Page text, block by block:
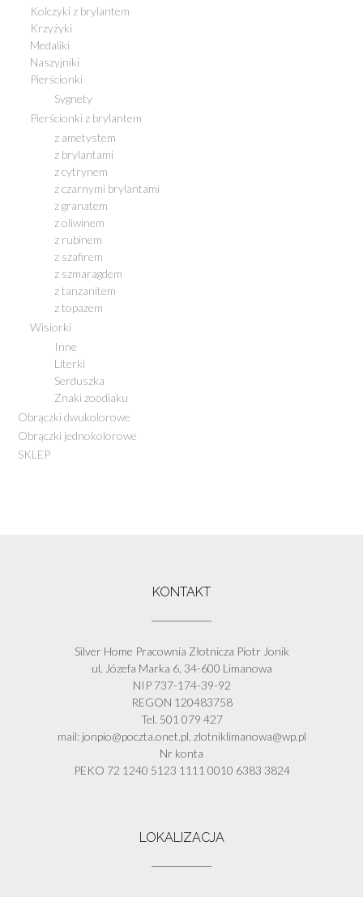
Kolczyki z brylantem
Krzyżyki
Medaliki
Naszyjniki
Pierścionki
Sygnety
Pierścionki z brylantem
z ametystem
z brylantami
z cytrynem
z czarnymi brylantami
z granatem
z oliwinem
z rubinem
z szafirem
z szmaragdem
z tanzanitem
z topazem
Wisiorki
Inne
Literki
Serduszka
Znaki zoodiaku
Obrączki dwukolorowe
Obrączki jednokolorowe
SKLEP
KONTAKT
Silver Home Pracownia Złotnicza Piotr Jonik
ul. Józefa Marka 6, 34-600 Limanowa
NIP 737-174-39-92
REGON 120483758
Tel. 501 079 427
mail: jonpio@poczta.onet.pl, zlotniklimanowa@wp.pl
Nr konta
PEKO 72 1240 5123 1111 0010 6383 3824
LOKALIZACJA